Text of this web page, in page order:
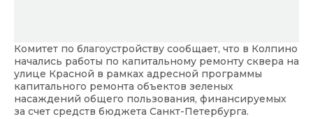
Комитет по благоустройству сообщает, что в Колпино
начались работы по капитальному ремонту сквера на
улице Красной в рамках адресной программы
капитального ремонта объектов зеленых
насаждений общего пользования, финансируемых
за счет средств бюджета Санкт-Петербурга.